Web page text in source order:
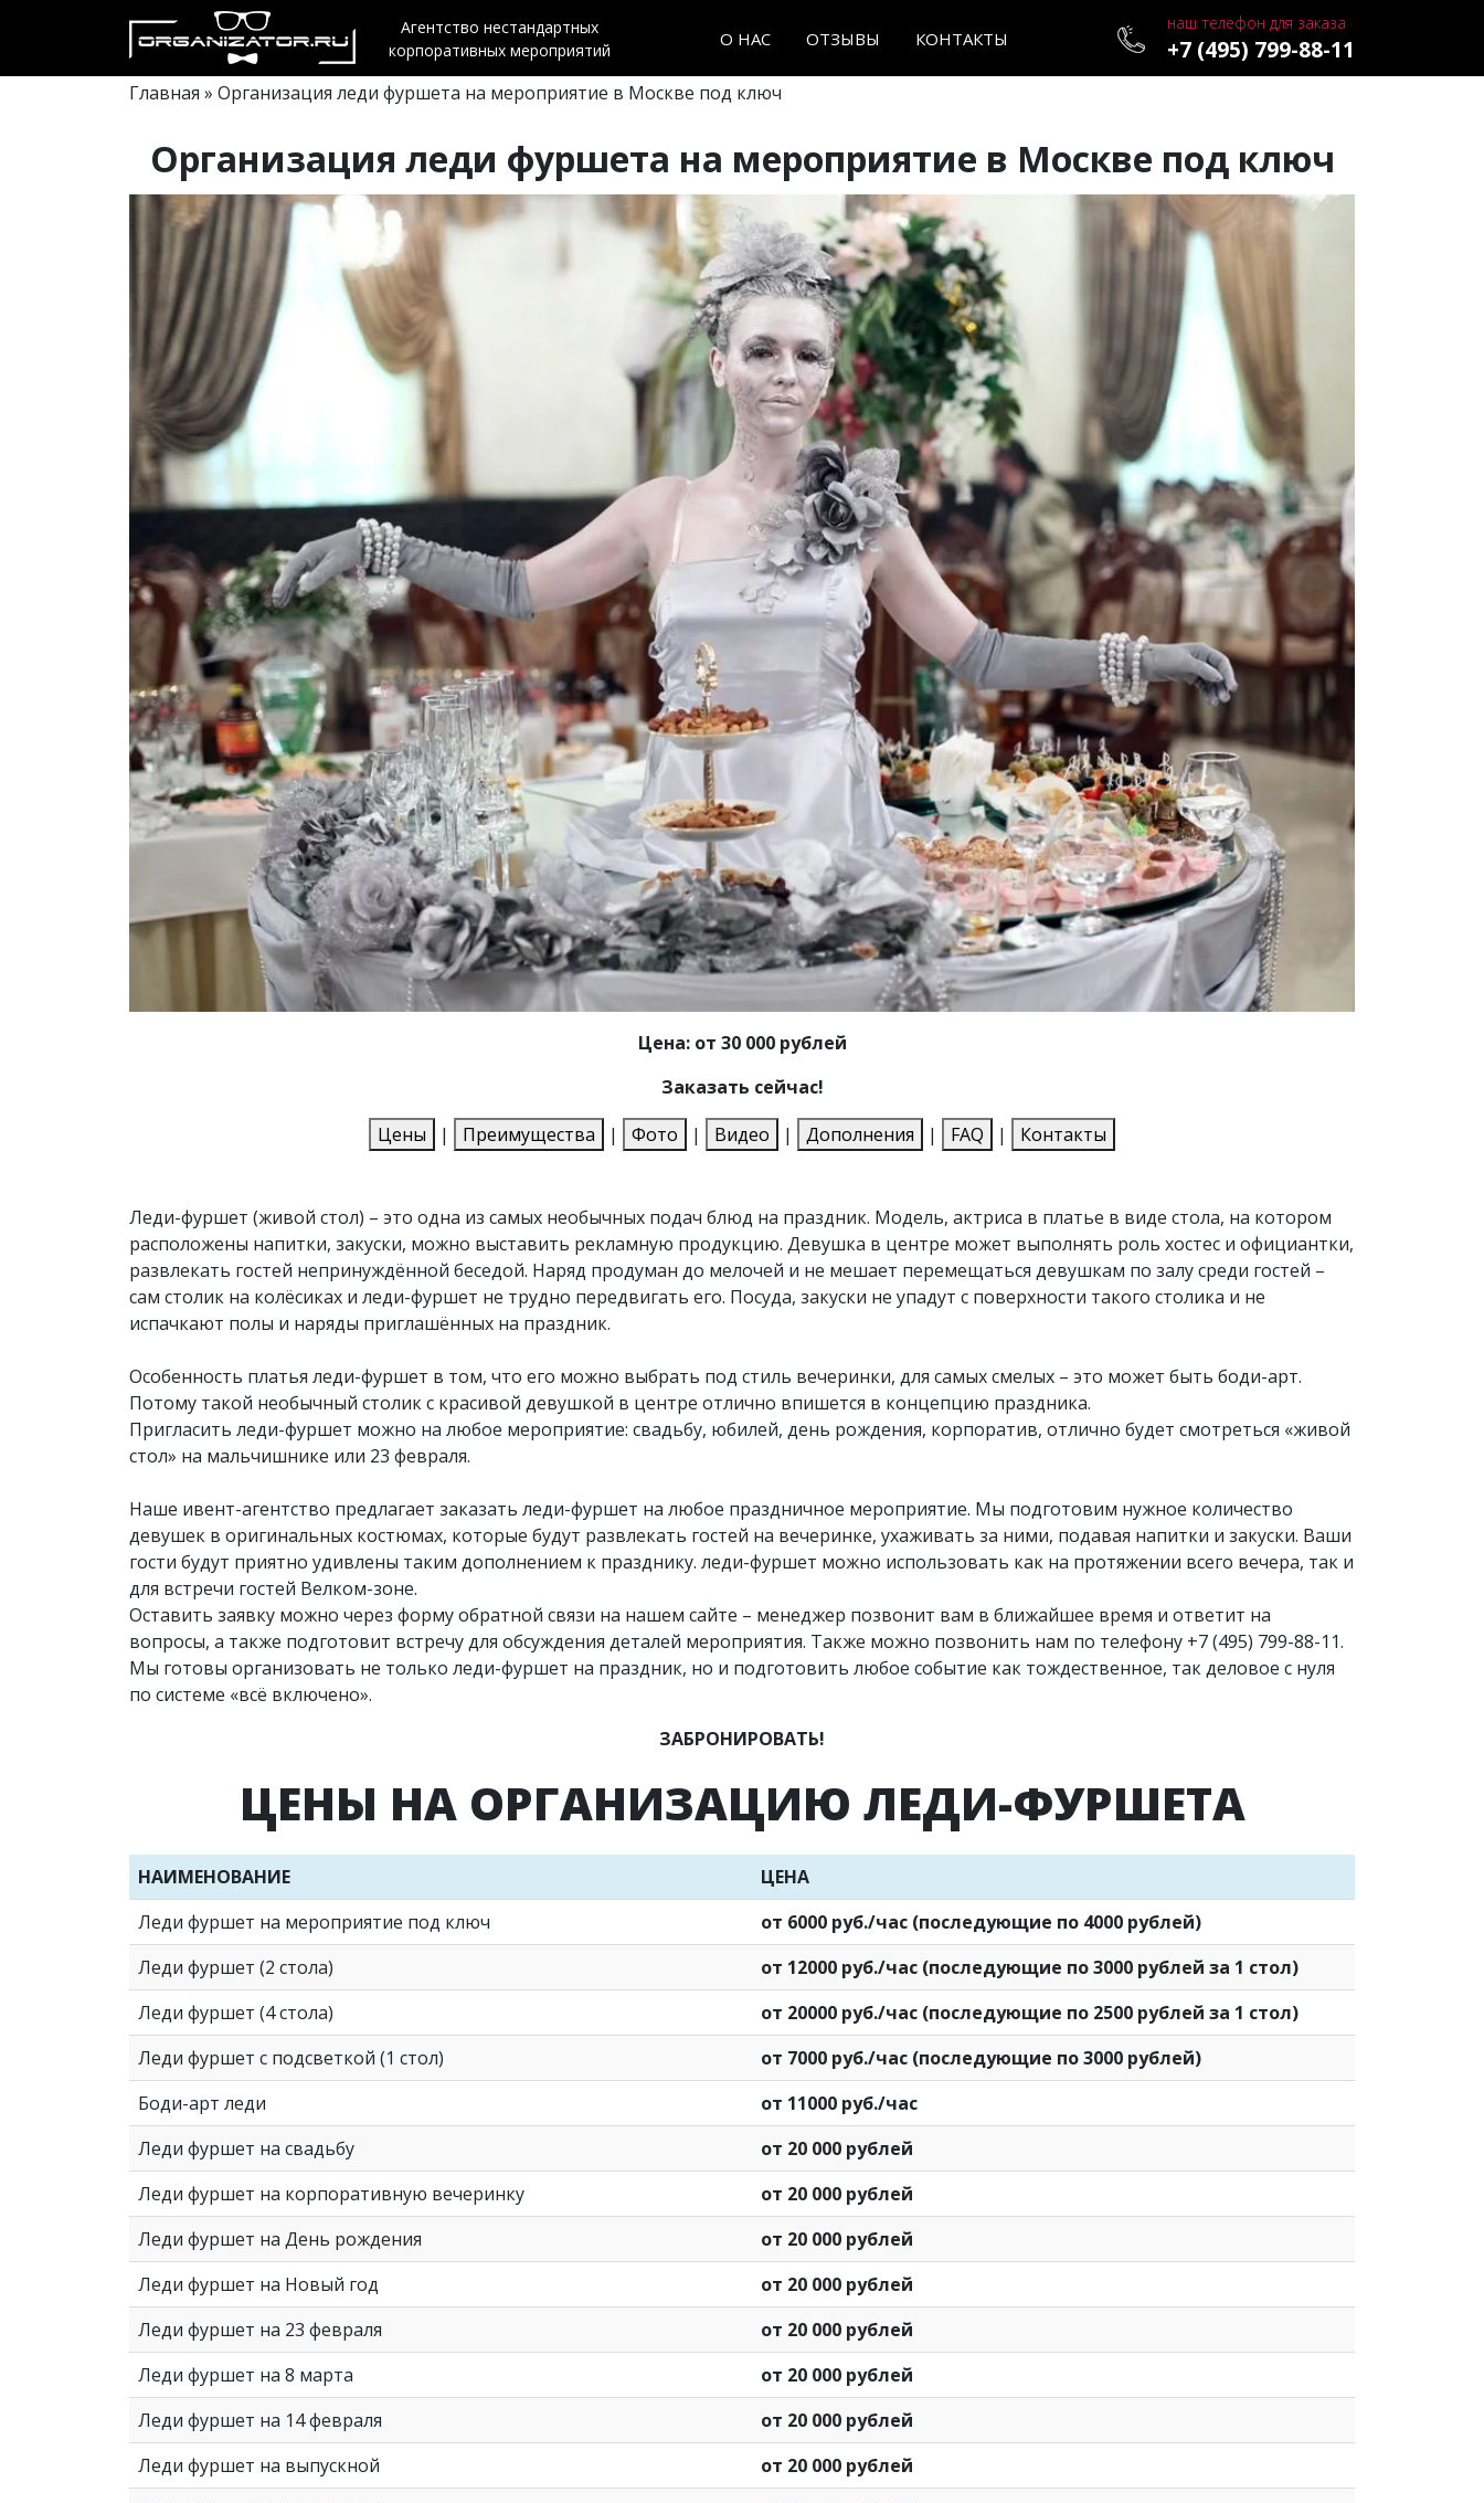
Агентство нестандартных
корпоративных мероприятий
О НАС ОТЗЫВЫ КОНТАКТЫ
наш телефон для заказа
+7 (495) 799-88-11
Главная » Организация леди фуршета на мероприятие в Москве под ключ
Организация леди фуршета на мероприятие в Москве под ключ
Цена: от 30 000 рублей
Заказать сейчас!
Цены
| Преимущества | Фото | Видео | Дополнения | FAQ | Контакты
Леди-фуршет (живой стол) – это одна из самых необычных подач блюд на праздник. Модель, актриса в платье в виде стола, на котором
расположены напитки, закуски, можно выставить рекламную продукцию. Девушка в центре может выполнять роль хостес и официантки,
развлекать гостей непринуждённой беседой. Наряд продуман до мелочей и не мешает перемещаться девушкам по залу среди гостей –
сам столик на колёсиках и леди-фуршет не трудно передвигать его. Посуда, закуски не упадут с поверхности такого столика и не
испачкают полы и наряды приглашённых на праздник.
Особенность платья леди-фуршет в том, что его можно выбрать под стиль вечеринки, для самых смелых – это может быть боди-арт.
Потому такой необычный столик с красивой девушкой в центре отлично впишется в концепцию праздника.
Пригласить леди-фуршет можно на любое мероприятие: свадьбу, юбилей, день рождения, корпоратив, отлично будет смотреться «живой
стол» на мальчишнике или 23 февраля.
Наше ивент-агентство предлагает заказать леди-фуршет на любое праздничное мероприятие. Мы подготовим нужное количество
девушек в оригинальных костюмах, которые будут развлекать гостей на вечеринке, ухаживать за ними, подавая напитки и закуски. Ваши
гости будут приятно удивлены таким дополнением к празднику. леди-фуршет можно использовать как на протяжении всего вечера, так и
для встречи гостей Велком-зоне.
Оставить заявку можно через форму обратной связи на нашем сайте – менеджер позвонит вам в ближайшее время и ответит на
вопросы, а также подготовит встречу для обсуждения деталей мероприятия. Также можно позвонить нам по телефону +7 (495) 799-88-11.
Мы готовы организовать не только леди-фуршет на праздник, но и подготовить любое событие как тождественное, так деловое с нуля
по системе «всё включено».
ЗАБРОНИРОВАТЬ!
ЦЕНЫ НА ОРГАНИЗАЦИЮ ЛЕДИ-ФУРШЕТА
НАИМЕНОВАНИЕ
ЦЕНА
Леди фуршет на мероприятие под ключ
от 6000 руб./час (последующие по 4000 рублей)
Леди фуршет (2 стола)
от 12000 руб./час (последующие по 3000 рублей за 1 стол)
Леди фуршет (4 стола)
от 20000 руб./час (последующие по 2500 рублей за 1 стол)
Леди фуршет с подсветкой (1 стол)
от 7000 руб./час (последующие по 3000 рублей)
Боди-арт леди
от 11000 руб./час
Леди фуршет на свадьбу
от 20 000 рублей
Леди фуршет на корпоративную вечеринку
от 20 000 рублей
Леди фуршет на День рождения
от 20 000 рублей
Леди фуршет на Новый год
от 20 000 рублей
Леди фуршет на 23 февраля
от 20 000 рублей
Леди фуршет на 8 марта
от 20 000 рублей
Леди фуршет на 14 февраля
от 20 000 рублей
Леди фуршет на выпускной
от 20 000 рублей